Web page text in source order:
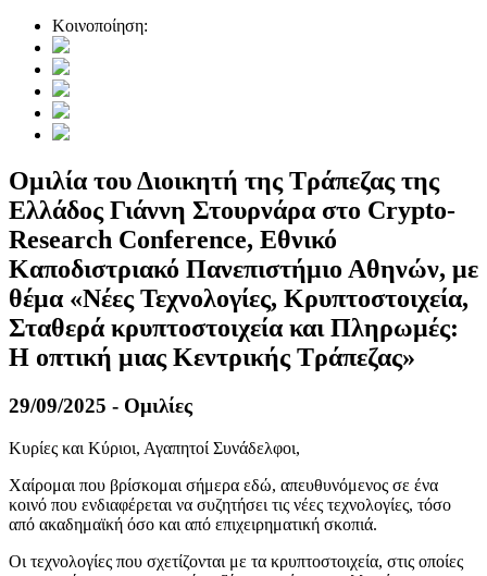
Κοινοποίηση:
Ομιλία του Διοικητή της Τράπεζας της
Ελλάδος Γιάννη Στουρνάρα στο Crypto-
Research Conference, Εθνικό
Καποδιστριακό Πανεπιστήμιο Αθηνών, με
θέμα «Νέες Τεχνολογίες, Κρυπτοστοιχεία,
Σταθερά κρυπτοστοιχεία και Πληρωμές:
Η οπτική μιας Κεντρικής Τράπεζας»
29/09/2025 - Ομιλίες
Κυρίες και Κύριοι, Αγαπητοί Συνάδελφοι,
Χαίρομαι που βρίσκομαι σήμερα εδώ, απευθυνόμενος σε ένα
κοινό που ενδιαφέρεται να συζητήσει τις νέες τεχνολογίες, τόσο
από ακαδημαϊκή όσο και από επιχειρηματική σκοπιά.
Οι τεχνολογίες που σχετίζονται με τα κρυπτοστοιχεία, στις οποίες